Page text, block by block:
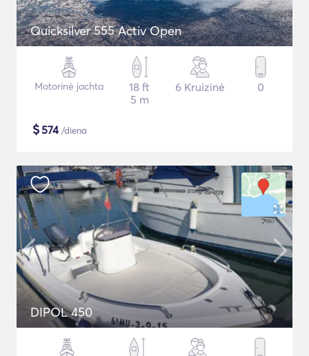
Quicksilver 555 Activ Open
Motorinė jachta
18 ft
5 m
6 Kruizinė 0
$574/diena
DIPOL 450